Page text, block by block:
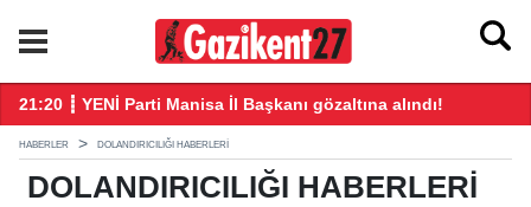
21:20 ┋ YENİ Parti Manisa İl Başkanı gözaltına alındı!
HABERLER DOLANDIRICILIĞI HABERLERI
DOLANDIRICILIĞI HABERLERI